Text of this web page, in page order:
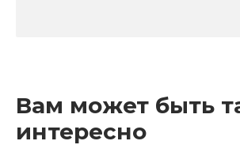
Вам может быть
интересно